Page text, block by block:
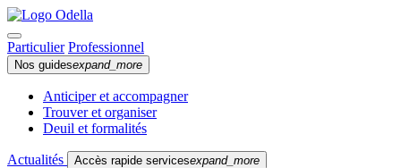
Particulier Professionnel
Nos guidesexpand_more
Anticiper et accompagner
Trouver et organiser
Deuil et formalités
Actualités Accès rapide servicesexpand_more